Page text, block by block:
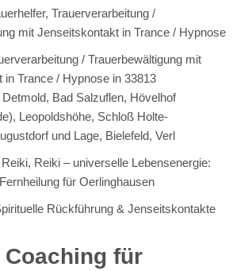
Trauerverarbeitung /
mit Jenseitskontakt in Trance / Hypnose
/ Trauerbewältigung mit
in Trance / Hypnose in 33813
Bad Salzuflen, Hövelhof
Leopoldshöhe, Schloß Holte-
und Lage, Bielefeld, Verl
Reiki – universelle Lebensenergie:
für Oerlinghausen
Rückführung & Jenseitskontakte
Coaching für